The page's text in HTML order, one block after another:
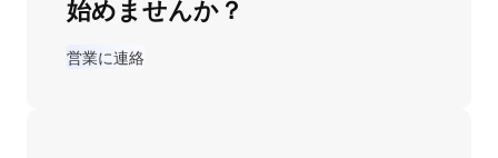
始めませんか？
営業に連絡